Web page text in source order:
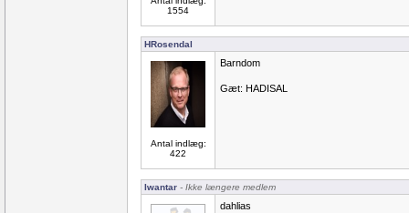
1554
HRosendal
Antal indlæg:
422
Barndom
Gæt: HADISAL
Iwantar - Ikke længere medlem
dahlias